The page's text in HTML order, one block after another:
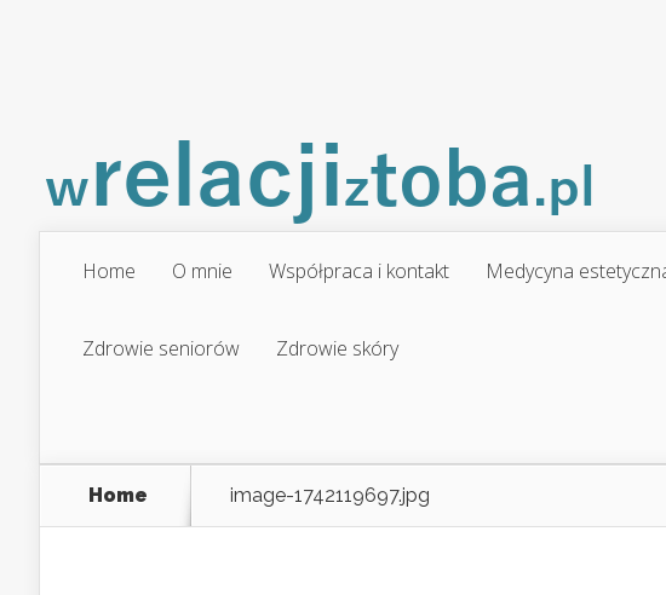
Home O mnie Współpraca i kontakt Medycyna
Zdrowie seniorów Zdrowie skóry
Home image-1742119697.jpg